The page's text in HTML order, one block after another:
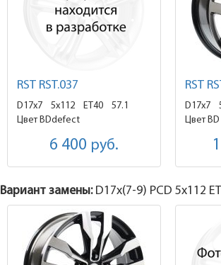
RST RST.037
D17x7 5x112 ET40
57.1
Цвет BDdefect
6 400 руб.
RST
D17x7
Цвет BD
Вариант замены: D17x(7-9) PCD 5x112